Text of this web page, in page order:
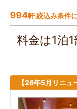
994軒 絞込み条件
料金は1泊
【26年5月リニ